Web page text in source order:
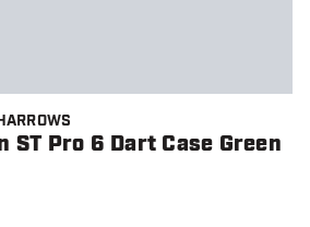
ST Pro 6 Dart Case Green